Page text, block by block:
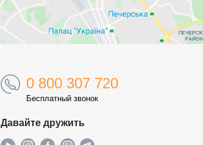
0 800 307 720
Бесплатный звонок
Давайте дружить